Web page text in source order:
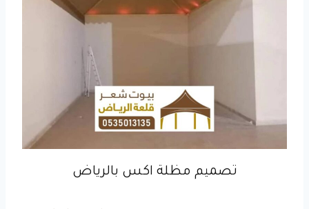
تصميم مظلة اكس بالرياض